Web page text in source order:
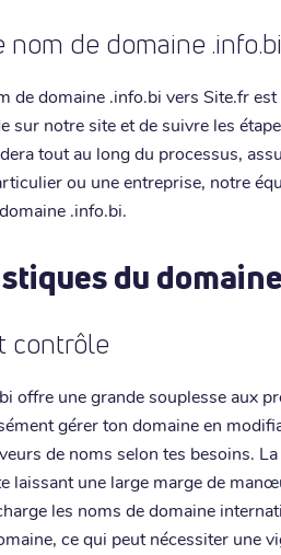
nom de domaine
de domaine .info.bi vers Site.fr
sur notre site et de suivre les
tout au long du processus,
ou une entreprise, notre
.info.bi.
du
contrôle
offre une grande souplesse aux
gérer ton domaine en
de noms selon tes besoins.
laissant une large marge de
les noms de domaine
ce qui peut nécessiter une